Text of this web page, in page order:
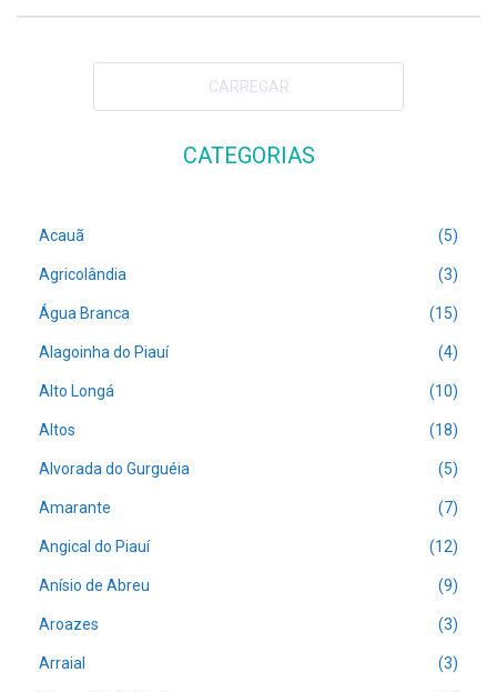
CARREGAR
CATEGORIAS
Acauã (5)
Agricolândia (3)
Água Branca (15)
Alagoinha do Piauí (4)
Alto Longá (10)
Altos (18)
Alvorada do Gurguéia (5)
Amarante (7)
Angical do Piauí (12)
Anísio de Abreu (9)
Aroazes (3)
Arraial (3)